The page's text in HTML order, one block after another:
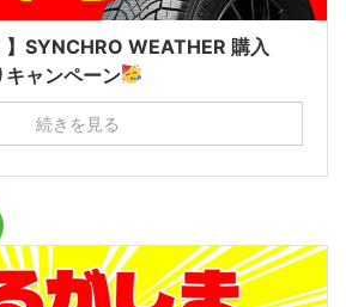
】SYNCHRO WEATHER 購入
ャンペーン
続きを見る